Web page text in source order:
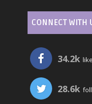
CONNECT WITH
34.2k
28.6k